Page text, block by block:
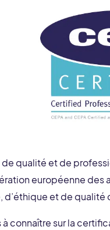
qualité et de
européenne
et de qualité
connaître sur la